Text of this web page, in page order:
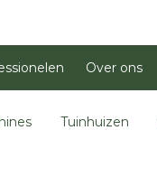
Over ons
Tuinhuizen